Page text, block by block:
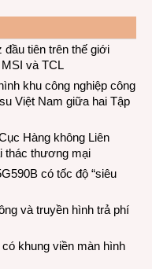
đầu tiên trên thế giới
và TCL
khu công nghiệp công
Việt Nam giữa hai Tập
Hàng không Liên
thác thương mại
có tốc độ “siêu
và truyền hình trả phí
khung viền màn hình